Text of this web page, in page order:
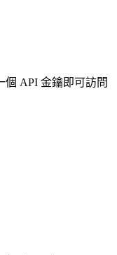
個 API 金鑰即可訪問